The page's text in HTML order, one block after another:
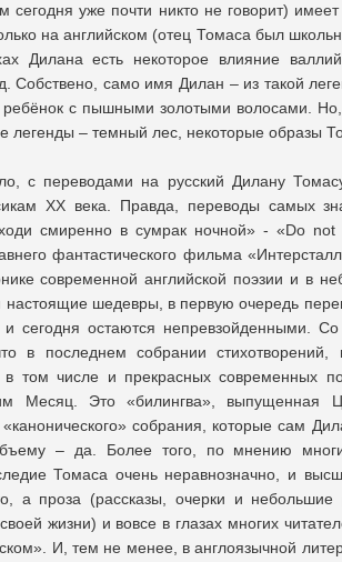
сегодня уже почти никто не говорит)
на английском (отец Томаса был
Дилана есть некоторое влияние
Собствено, само имя Дилан – из такой
ребёнок с пышными золотыми волосами.
легенды – темный лес, некоторые образы
с переводами на русский Дилану
XX века. Правда, переводы самых
смиренно в сумрак ночной» - «Do
фантастического фильма
современной английской поэзии и в
настоящие шедевры, в первую очередь
и сегодня остаются непревзойденными.
в последнем собрании
в том числе и прекрасных современных
Месяц. Это «билингва»,
«канонического» собрания, которые сам
– да. Более того, по мнению многих
Томаса очень неравнозначно, и
а проза (рассказы, очерки и
жизни) и вовсе в глазах многих
И, тем не менее, в англоязычной